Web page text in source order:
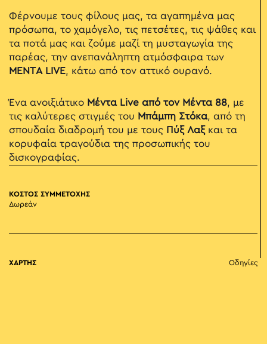
Φέρνουμε τους φίλους μας, τα αγαπημένα μας
πρόσωπα, το χαμόγελο, τις πετσέτες, τις ψάθες και
τα ποτά μας και ζούμε μαζί τη μυσταγωγία της
παρέας, την ανεπανάληπτη ατμόσφαιρα των
ΜΕΝΤΑ LIVE, κάτω από τον αττικό ουρανό.
Ένα ανοιξιάτικο Μέντα Live από τον Μέντα 88, με
τις καλύτερες στιγμές του Μπάμπη Στόκα, από τη
σπουδαία διαδρομή του με τους Πύξ Λαξ και τα
κορυφαία τραγούδια της προσωπικής του
δισκογραφίας.
ΚΟΣΤΟΣ ΣΥΜΜΕΤΟΧΗΣ
Δωρεάν
ΧΑΡΤΗΣ Οδηγίες